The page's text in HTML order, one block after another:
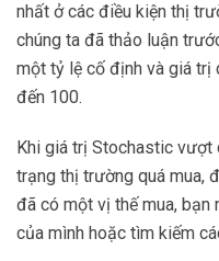
nhất ở các điều kiện thị
chúng ta đã thảo luận
một tỷ lệ cố định và giá trị
đến 100.
Khi giá trị Stochastic
trạng thị trường quá mua,
đã có một vị thế mua,
của mình hoặc tìm kiếm